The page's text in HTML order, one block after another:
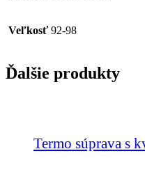
Veľkosť 92-98
Ďalšie produkty
Termo súprava s